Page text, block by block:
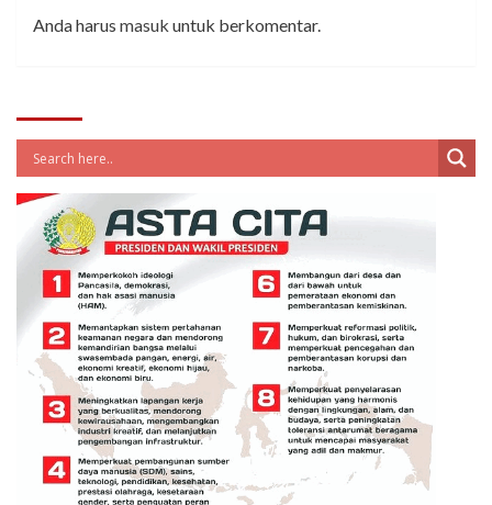
Anda harus masuk untuk berkomentar.